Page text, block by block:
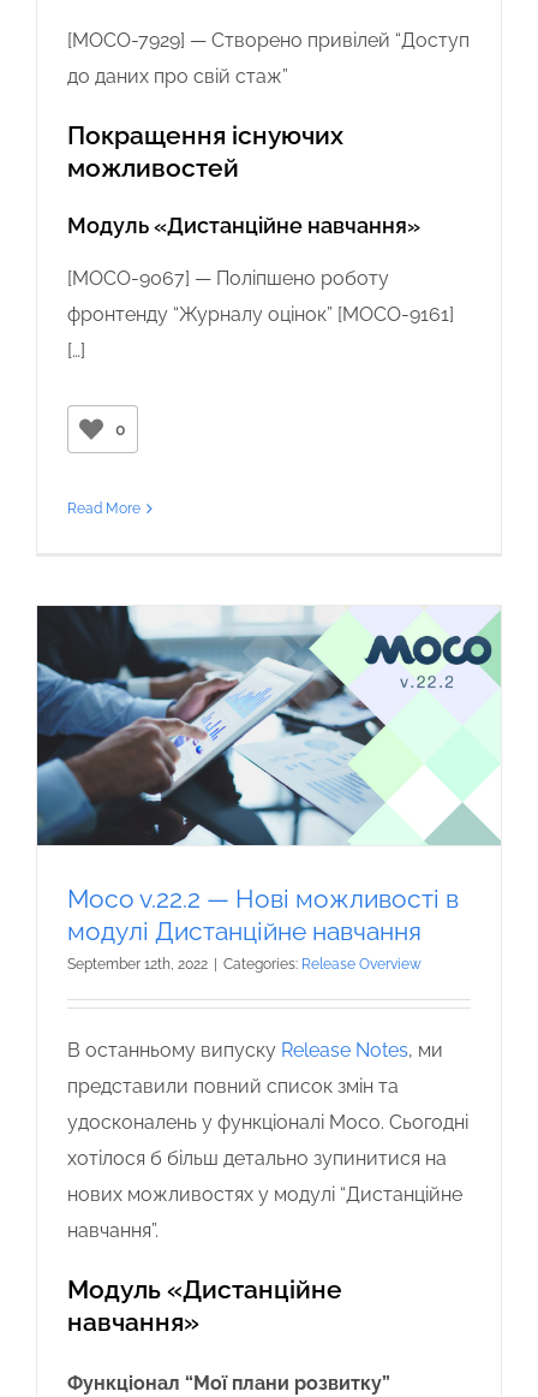
[MOCO-7929] — Створено привілей “Доступ
до даних про свій стаж”
Покращення існуючих
можливостей
Модуль «Дистанційне навчання»
[MOCO-9067] — Поліпшено роботу
фронтенду “Журналу оцінок” [MOCO-9161]
[…]
0
Read More
Moco v.22.2 — Нові можливості в
модулі Дистанційне навчання
September 12th, 2022 | Categories: Release Overview
В останньому випуску Release Notes, ми
представили повний список змін та
удосконалень у функціоналі Moco. Сьогодні
хотілося б більш детально зупинитися на
нових можливостях у модулі “Дистанційне
навчання”.
Модуль «Дистанційне
навчання»
Функціонал “Мої плани розвитку”